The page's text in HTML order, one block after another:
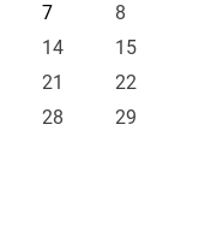
7
8
14
15
21
22
28
29